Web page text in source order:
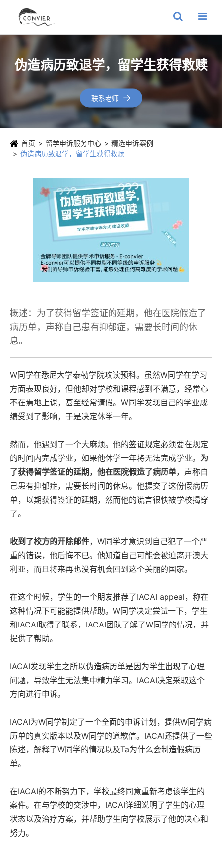
伪造病历致退学，留学生获得救赎
联系老师 
首页 留学申诉服务中心
精选申诉案例
伪造病历致退学，留学生获得救赎
概述：为了获得留学签证的延期，他在医院假造了
病历单，声称自己患有抑郁症，需要长时间的休
息。
W同学在悉尼大学泰勒学院攻读预科。虽然W同学在学习
方面表现良好，但他却对学校和课程感到不满意，经常心
不在焉地上课，甚至经常请假。W同学发现自己的学业成
绩受到了影响，于是决定休学一年。
然而，他遇到了一个大麻烦。他的签证规定必须要在规定
的时间内完成学业，如果他休学一年将无法完成学业。 为
了获得留学签证的延期， 他在医院假造了病历单，声称自
己患有抑郁症，需要长时间的休息。他提交了这份假病历
单，以期获得签证的延期，然而他的谎言很快被学校揭穿
了。
收到了校方的开除邮件，W同学才意识到自己犯了一个严
重的错误，他后悔不已。他知道自己可能会被迫离开澳大
利亚，而且将来再也没有机会回到这个美丽的国家。
在这个时候，学生的一个朋友推荐了IACAI appeal，称在
这种情况下可能能提供帮助。W同学决定尝试一下，学生
和IACAI取得了联系，IACAI团队了解了W同学的情况，并
提供了帮助。
IACAI发现学生之所以伪造病历单是因为学生出现了心理
问题，导致学生无法集中精力学习。IACAI决定采取这个
方向进行申诉。
IACAI为W同学制定了一个全面的申诉计划，提供W同学病
历单的真实版本以及W同学的道歉信。IACAI还提供了一些
陈述，解释了W同学的情况以及Ta为什么会制造假病历
单。
在IACAI的不断努力下，学校最终同意重新考虑该学生的
案件。在与学校的交涉中，IACAI详细说明了学生的心理
状态以及治疗方案，并帮助学生向学校展示了他的决心和
努力。